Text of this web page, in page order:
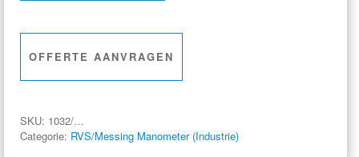
aantal
OFFERTE AANVRAGEN
SKU: 1032/…
Categorie: RVS/Messing Manometer (Industrie)